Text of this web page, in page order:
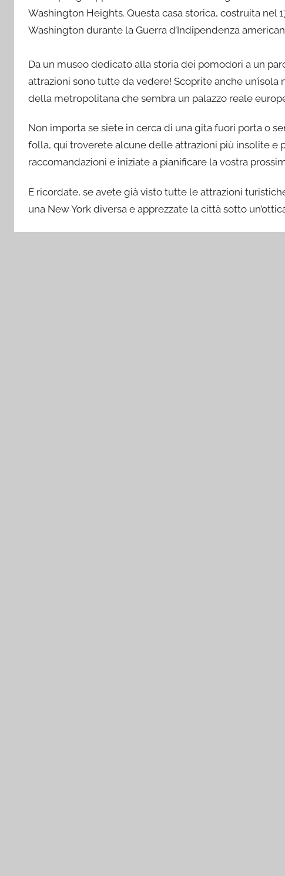
Washington Heights. Questa casa storica, costruita nel
Washington durante la Guerra d’Indipendenza
Da un museo dedicato alla storia dei pomodori a un
attrazioni sono tutte da vedere! Scoprite anche
della metropolitana che sembra un palazzo reale
Non importa se siete in cerca di una gita fuori porta o
folla, qui troverete alcune delle attrazioni più insolite e
raccomandazioni e iniziate a pianificare la vostra
E ricordate, se avete già visto tutte le attrazioni
una New York diversa e apprezzate la città sotto